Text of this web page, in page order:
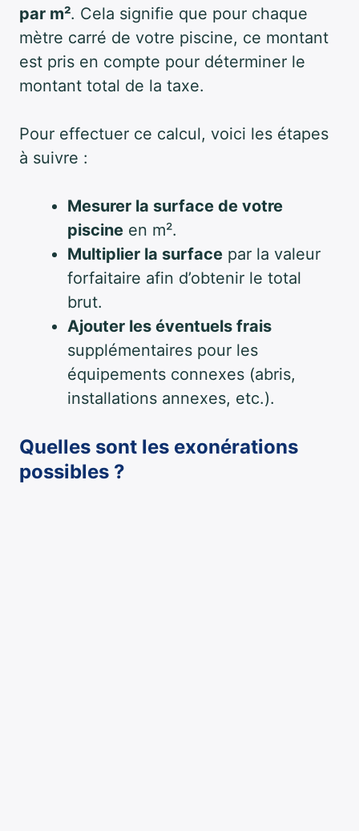
par m². Cela signifie que pour chaque
mètre carré de votre piscine, ce montant
est pris en compte pour déterminer le
montant total de la taxe.
Pour effectuer ce calcul, voici les étapes
à suivre :
Mesurer la surface de votre
piscine en m².
Multiplier la surface par la valeur
forfaitaire afin d’obtenir le total
brut.
Ajouter les éventuels frais
supplémentaires pour les
équipements connexes (abris,
installations annexes, etc.).
Quelles sont les exonérations
possibles ?